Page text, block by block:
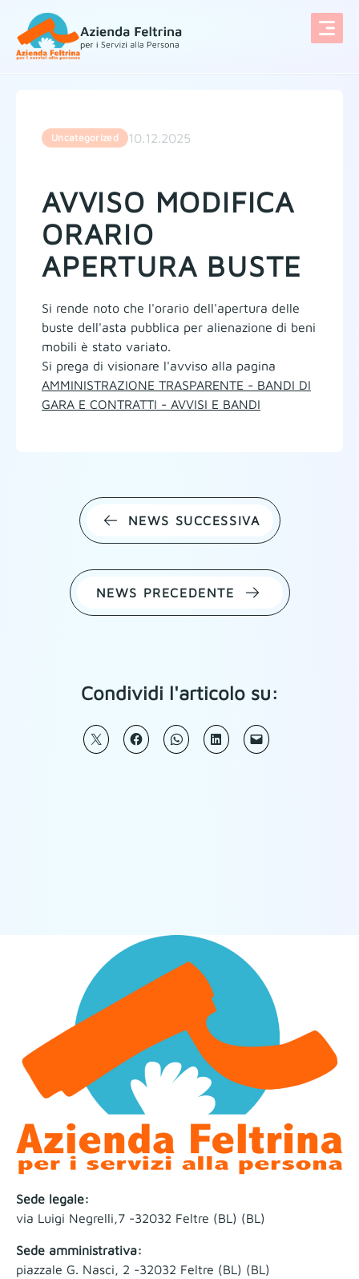
Uncategorized 10.12.2025
AVVISO MODIFICA
ORARIO
APERTURA BUSTE
Si rende noto che l'orario dell'apertura delle
buste dell'asta pubblica per alienazione di beni
mobili è stato variato.
Si prega di visionare l'avviso alla pagina
AMMINISTRAZIONE TRASPARENTE - BANDI DI
GARA E CONTRATTI - AVVISI E BANDI
NEWS SUCCESSIVA
NEWS PRECEDENTE
Condividi l'articolo su:
Sede legale:
via Luigi Negrelli,7 -32032 Feltre (BL) (BL)
Sede amministrativa:
piazzale G. Nasci, 2 -32032 Feltre (BL) (BL)